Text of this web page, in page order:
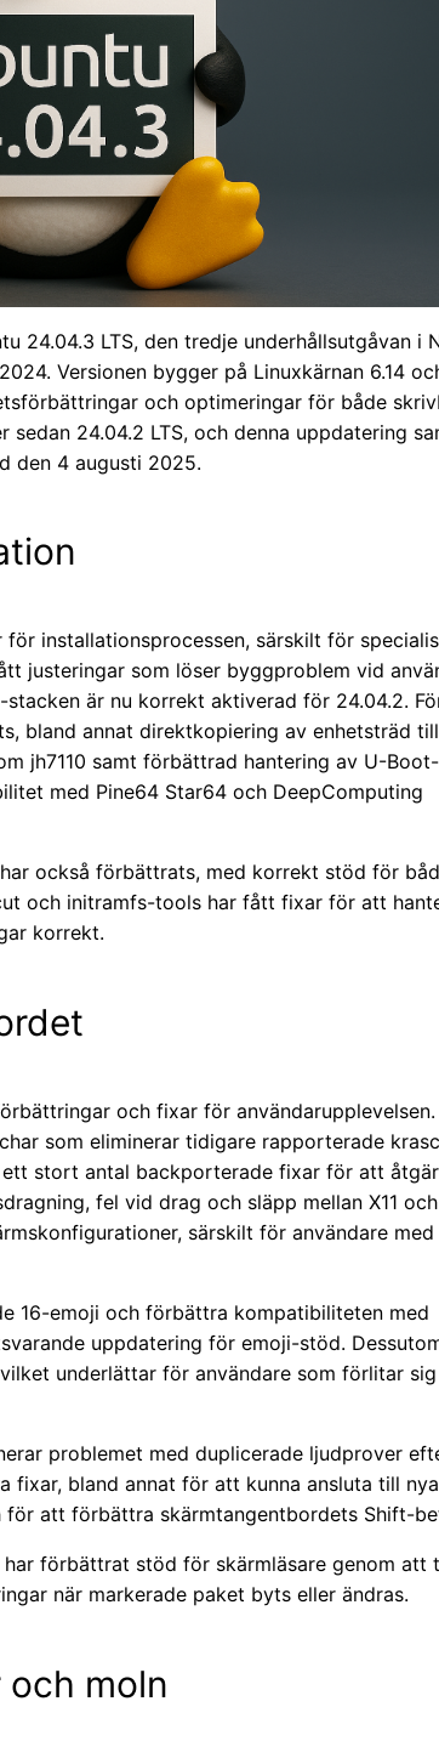
24.04.3 LTS, den tredje underhållsutgåvan i
Versionen bygger på Linuxkärnan 6.14
och optimeringar för både
24.04.2 LTS, och denna uppdatering
den 4 augusti 2025.
installationsprocessen, särskilt för
justeringar som löser byggproblem vid
är nu korrekt aktiverad för 24.04.2.
bland annat direktkopiering av enhetsträd till
jh7110 samt förbättrad hantering av U-Boot-
med Pine64 Star64 och DeepComputing
också förbättrats, med korrekt stöd för
och initramfs-tools har fått fixar för att
korrekt.
och fixar för användarupplevelsen.
som eliminerar tidigare rapporterade
ett stort antal backporterade fixar för att
fel vid drag och släpp mellan X11 och
särskilt för användare med
16-emoji och förbättra kompatibiliteten med
uppdatering för emoji-stöd.
underlättar för användare som förlitar
problemet med duplicerade ljudprover
fixar, bland annat för att kunna ansluta till
att förbättra skärmtangentbordets Shift-
förbättrat stöd för skärmläsare genom att
när markerade paket byts eller ändras.
moln